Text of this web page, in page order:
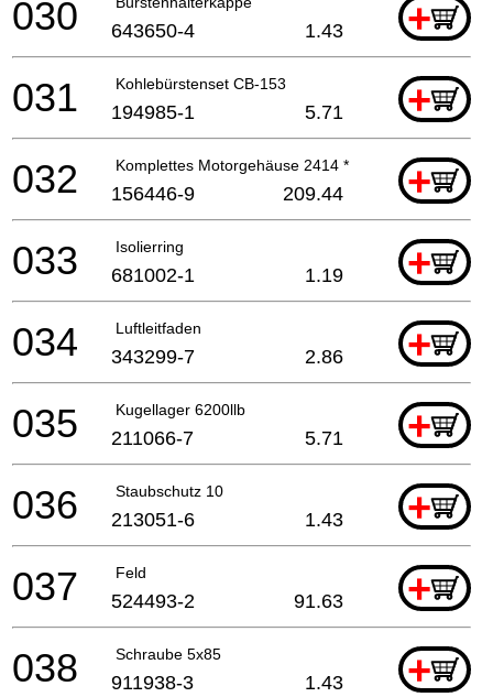
+
030 643650-4 1.43
Kohlebürstenset CB-153 +
031 194985-1 5.71
Komplettes Motorgehäuse 2414 * +
032 156446-9 209.44
Isolierring +
033 681002-1 1.19
Luftleitfaden +
034 343299-7 2.86
Kugellager 6200llb +
035 211066-7 5.71
Staubschutz 10 +
036 213051-6 1.43
Feld +
037 524493-2 91.63
Schraube 5x85 +
038 911938-3 1.43